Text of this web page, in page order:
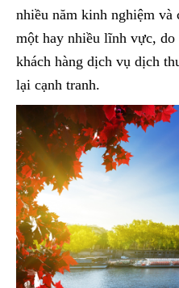
nhiều năm kinh nghiệm và
một hay nhiều lĩnh vực, do
khách hàng dịch vụ dịch
lại cạnh tranh.